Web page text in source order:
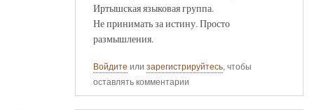
Иртышская языковая группа.
Не принимать за истину. Просто
размышления.
Войдите или зарегистрируйтесь, чтобы
оставлять комментарии